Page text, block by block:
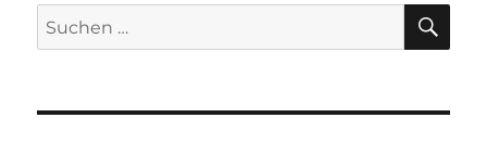
Suchen
nach: